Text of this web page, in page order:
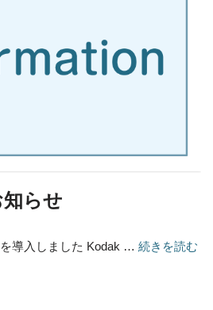
らせ
導入しました Kodak … 続きを読む